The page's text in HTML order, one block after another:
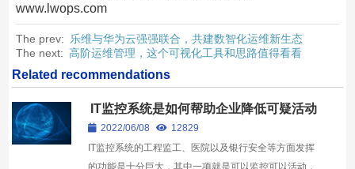
www.lwops.com
The prev:
乐维与华为云强强联合，共建数智化运维新生态
The next: 高阶运维管理，这个可视化工具和思路值得看看
Related recommendations
IT监控系统是如何帮助企业降低可疑活动
的发生率
2022/06/08
12829
IT监控系统的工程监工、医院以及银行安全等方面发挥
的功能是十分巨大，其中一项就是可以监控可以活动，